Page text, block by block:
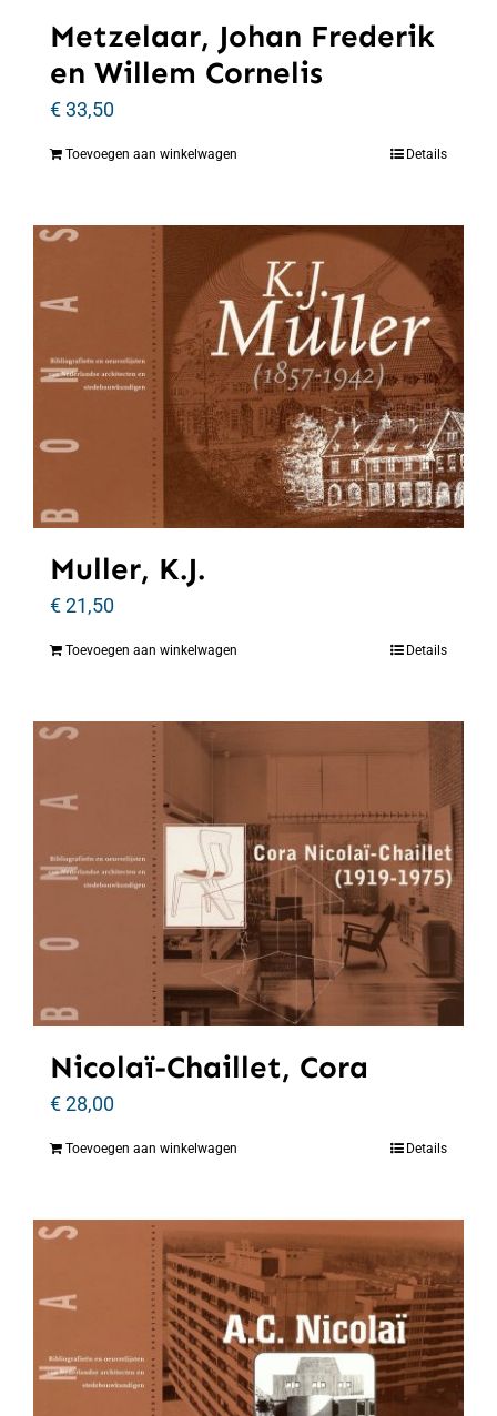
Metzelaar, Johan Frederik
en Willem Cornelis
€33,50
Toevoegen aan winkelwagen Details
Muller, K.J.
€21,50
Toevoegen aan winkelwagen Details
Nicolaï-Chaillet, Cora
€28,00
Toevoegen aan winkelwagen Details